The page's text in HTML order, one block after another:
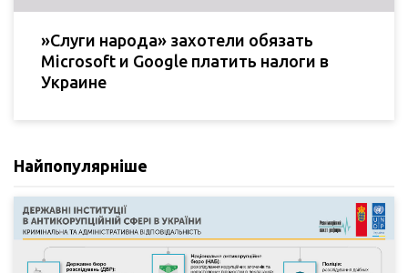
»Слуги народа» захотели обязать
Microsoft и Google платить налоги в
Украине
Найпопулярніше